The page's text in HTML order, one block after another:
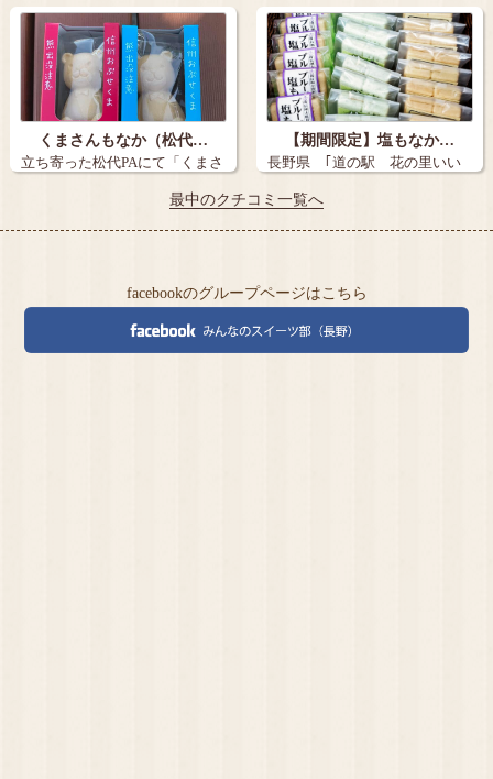
ティちゃん…
布施…
くまさんもなか（松代…
立ち寄った松代PAにて「くまさ
【期間限定】塩もなか…
長野県 ｢道の駅 花の里いい
じま｣ 大…
最中のクチコミ一覧へ
facebookのグループページはこちら